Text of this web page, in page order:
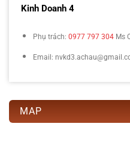
Kinh Doanh 4
Phụ trách: 0977 797 304 Ms
Email:
MAP